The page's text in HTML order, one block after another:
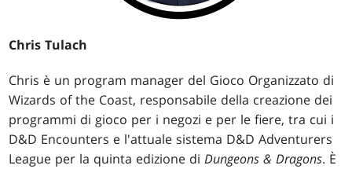
Chris Tulach
Chris è un program manager del Gioco Organizzato di
Wizards of the Coast, responsabile della creazione dei
programmi di gioco per i negozi e per le fiere, tra cui i
D&D Encounters e l'attuale sistema D&D Adventurers
League per la quinta edizione diDungeons & Dragons. È